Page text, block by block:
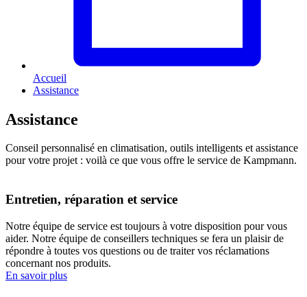
Accueil
Assistance
Assistance
Conseil personnalisé en climatisation, outils intelligents et assistance
pour votre projet : voilà ce que vous offre le service de Kampmann.
Entretien, réparation et service
Notre équipe de service est toujours à votre disposition pour vous
aider. Notre équipe de conseillers techniques se fera un plaisir de
répondre à toutes vos questions ou de traiter vos réclamations
concernant nos produits.
En savoir plus